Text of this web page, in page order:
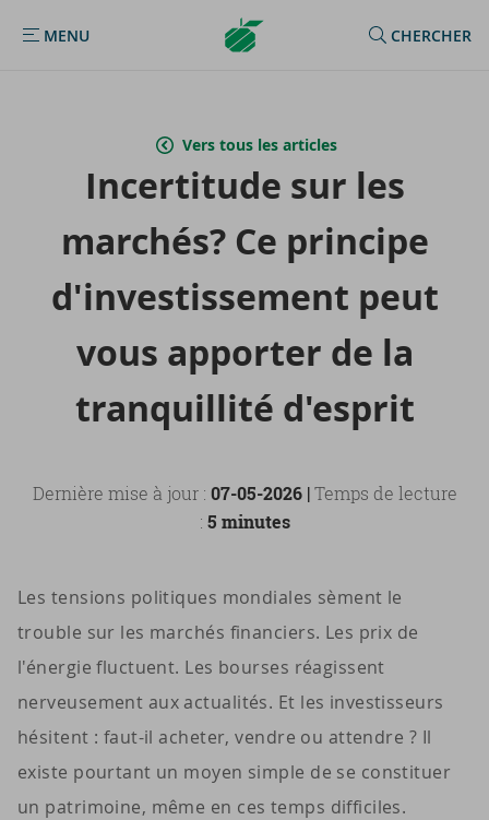
MENU
MENU
Argenta
Homepage
CHERCHER
Vers tous les articles
In­cer­ti­tude sur les
mar­chés? Ce prin­cipe
d'in­ves­tis­se­ment peut
vous ap­por­ter de la
tran­quilli­té d'es­prit
Dernière mise à jour : 07-05-2026 |Temps de lecture
: 5 minutes
Les tensions politiques mondiales sèment le
trouble sur les marchés financiers. Les prix de
l'énergie fluctuent. Les bourses réagissent
nerveusement aux actualités. Et les investisseurs
hésitent : faut-il acheter, vendre ou attendre ? Il
existe pourtant un moyen simple de se constituer
un patrimoine, même en ces temps difficiles.